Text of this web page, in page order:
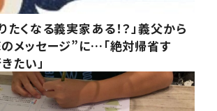
たくなる義実家ある！？」義父から
メッセージ”に…「絶対帰省す
たい」